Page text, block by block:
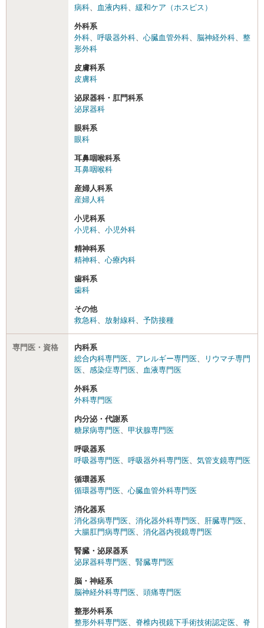
病科
血液内科 緩和ケア（ホスピス）
外科系
外科
呼吸器外科 心臓血管外科 脳神経外科
整
形外科
皮膚科系
皮膚科
泌尿器科・肛門科系
泌尿器科
眼科系
眼科
耳鼻咽喉科系
耳鼻咽喉科
産婦人科系
産婦人科
小児科系
小児科
小児外科
精神科系
精神科
心療内科
歯科系
歯科
その他
救急科
放射線科 予防接種
専門医・資格
内科系
総合内科専門医
アレルギー専門医
リウマチ専門
医
感染症専門医 血液専門医
外科系
外科専門医
内分泌・代謝系
糖尿病専門医
甲状腺専門医
呼吸器系
呼吸器専門医
呼吸器外科専門医 気管支鏡専門医
循環器系
循環器専門医
心臓血管外科専門医
消化器系
消化器病専門医
消化器外科専門医 肝臓専門医
大腸肛門病専門医
消化器内視鏡専門医
腎臓・泌尿器系
泌尿器科専門医
腎臓専門医
脳・神経系
脳神経外科専門医
頭痛専門医
整形外科系
整形外科専門医
脊椎内視鏡下手術技術認定医
脊